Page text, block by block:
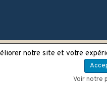
notre site et votre
Voir notre